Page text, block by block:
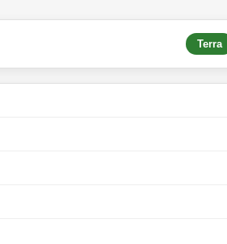
Terra